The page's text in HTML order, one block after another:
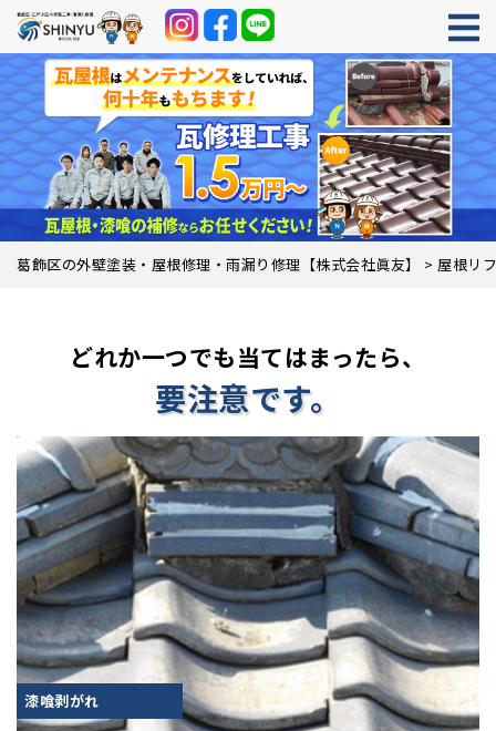
葛飾区の外壁塗装・屋根修理・雨漏り修理【株式会社眞友】 > 屋根リ
どれか一つでも当てはまったら、
要注意です。
漆喰剥がれ